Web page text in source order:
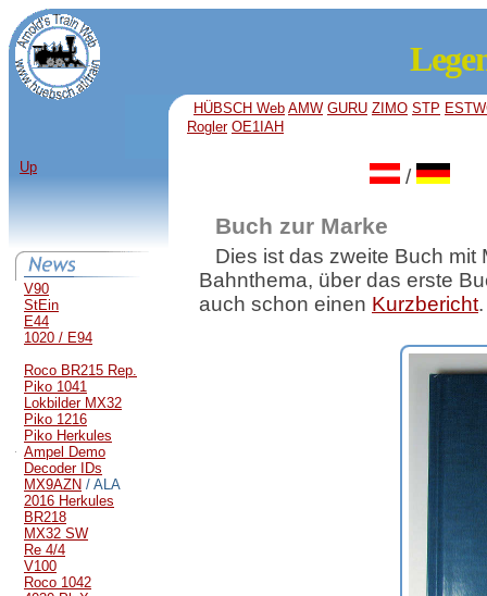
HÜBSCH Web AMW GURU ZIMO STP
Rogler OE1IAH
Up
V90
StEin
E44
1020 / E94
Roco BR215 Rep.
Piko 1041
Lokbilder MX32
Piko 1216
Piko Herkules
Ampel Demo
Decoder IDs
MX9AZN / ALA
2016 Herkules
BR218
MX32 SW
Re 4/4
V100
Roco 1042
/
Buch zur Marke
Dies ist das zweite Buch mit
Bahnthema, über das erste
auch schon einen Kurzbericht.